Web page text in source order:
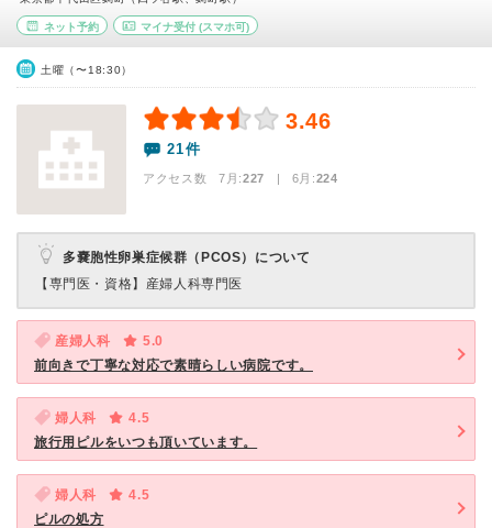
ネット予約 マイナ受付(スマホ可)
土曜（〜18:30）
3.46
21件
アクセス数 7月:227 | 6月:224
多嚢胞性卵巣症候群（PCOS）について
【専門医・資格】 産婦人科専門医
産婦人科
5.0
前向きで丁寧な対応で素晴らしい病院です。
婦人科
4.5
旅行用ピルをいつも頂いています。
婦人科
4.5
ピルの処方